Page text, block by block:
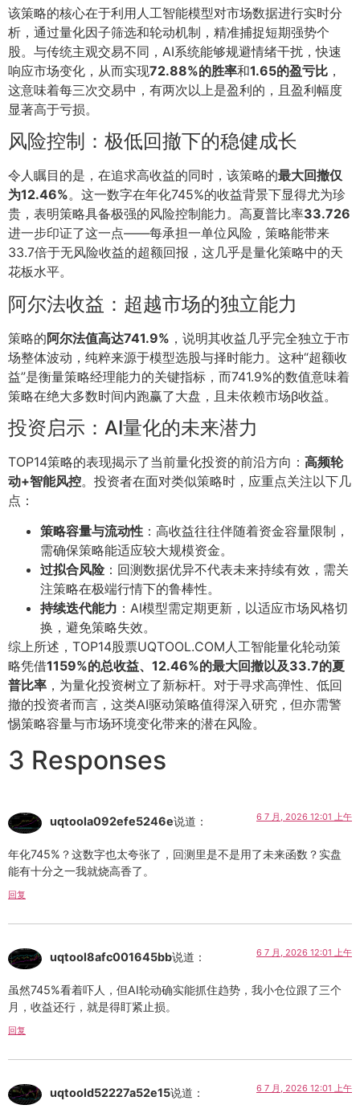
该策略的核心在于利用人工智能模型对市场数据进行实时分
析，通过量化因子筛选和轮动机制，精准捕捉短期强势个
股。与传统主观交易不同，AI系统能够规避情绪干扰，快速
响应市场变化，从而实现72.88%的胜率和1.65的盈亏比 ，
这意味着每三次交易中，有两次以上是盈利的，且盈利幅度
显著高于亏损。
风险控制：极低回撤下的稳健成长
令人瞩目的是，在追求高收益的同时，该策略的最大回撤仅
为12.46%。这一数字在年化745%的收益背景下显得尤为珍
贵，表明策略具备极强的风险控制能力。高夏普比率33.726
进一步印证了这一点——每承担一单位风险，策略能带来
33.7倍于无风险收益的超额回报，这几乎是量化策略中的天
花板水平。
阿尔法收益：超越市场的独立能力
策略的阿尔法值高达741.9% ，说明其收益几乎完全独立于市
场整体波动，纯粹来源于模型选股与择时能力。这种“超额收
益”是衡量策略经理能力的关键指标，而741.9%的数值意味着
策略在绝大多数时间内跑赢了大盘，且未依赖市场β收益。
投资启示：AI量化的未来潜力
TOP14策略的表现揭示了当前量化投资的前沿方向： 高频轮
动+智能风控。投资者在面对类似策略时，应重点关注以下几
点：
策略容量与流动性 ：高收益往往伴随着资金容量限制，
需确保策略能适应较大规模资金。
过拟合风险：回测数据优异不代表未来持续有效，需关
注策略在极端行情下的鲁棒性。
持续迭代能力 ：AI模型需定期更新，以适应市场风格切
换，避免策略失效。
综上所述，TOP14股票UQTOOL.COM人工智能量化轮动策
略凭借1159%的总收益、12.46%的最大回撤以及33.7的夏
普比率 ，为量化投资树立了新标杆。对于寻求高弹性、低回
撤的投资者而言，这类AI驱动策略值得深入研究，但亦需警
惕策略容量与市场环境变化带来的潜在风险。
3 Responses
uqtoola092efe5246e说道： 6 7 月, 2026 12:01 上午
年化745%？这数字也太夸张了，回测里是不是用了未来函数？实盘
能有十分之一我就烧高香了。
回复
uqtool8afc001645bb说道： 6 7 月, 2026 12:01 上午
虽然745%看着吓人，但AI轮动确实能抓住趋势，我小仓位跟了三个
月，收益还行，就是得盯紧止损。
回复
uqtoold52227a52e15说道： 6 7 月, 2026 12:01 上午